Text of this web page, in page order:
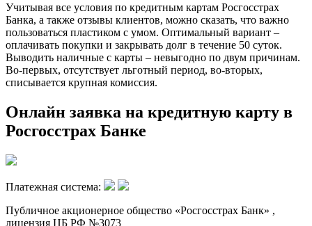
Учитывая все условия по кредитным картам Росгосстрах
Банка, а также отзывы клиентов, можно сказать, что важно
пользоваться пластиком с умом. Оптимальный вариант ‒
оплачивать покупки и закрывать долг в течение 50 суток.
Выводить наличные с карты ‒ невыгодно по двум причинам.
Во-первых, отсутствует льготный период, во-вторых,
списывается крупная комиссия.
Онлайн заявка на кредитную карту в
Росгосстрах Банке
Платежная система:
Публичное акционерное общество «Росгосстрах Банк» ,
лицензия ЦБ РФ №3073